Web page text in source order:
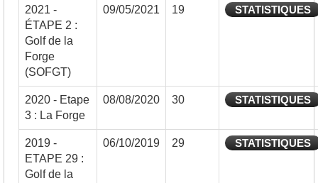
2021 -
ÉTAPE 2 :
Golf de la
Forge
(SOFGT)
09/05/2021 19 STATISTIQUES
2020 - Etape
3 : La Forge
08/08/2020 30 STATISTIQUES
2019 -
ETAPE 29 :
Golf de la
06/10/2019 29 STATISTIQUES